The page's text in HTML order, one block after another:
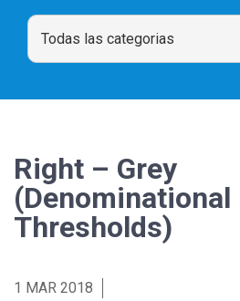
Right – Grey
(Denominational
Thresholds)
1 MAR 2018